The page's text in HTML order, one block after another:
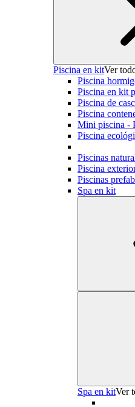
Piscina en kitVer
Piscina
Piscina en kit
Piscina de
Piscina
Mini piscina -
Piscina
Piscinas
Piscina
Piscinas
Spa en kit
Spa en kitVer